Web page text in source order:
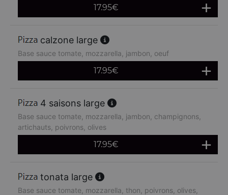
17.95€
calzone large
Base sauce tomate, mozzarella, jambon, oeuf
17.95€
4 saisons large
Base sauce tomate, mozzarella, jambon, champignons,
artichauts, poivrons, olives
17.95€
tonata large
Base sauce tomate, mozzarella, thon, poivrons, olives,